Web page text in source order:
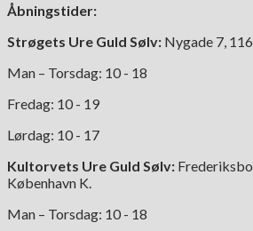
Åbningstider:
Strøgets Ure Guld Sølv: Nygade 7,
Man – Torsdag: 10 - 18
Fredag: 10 - 19
Lørdag: 10 - 17
Kultorvets Ure Guld Sølv:
København K.
Man – Torsdag: 10 - 18